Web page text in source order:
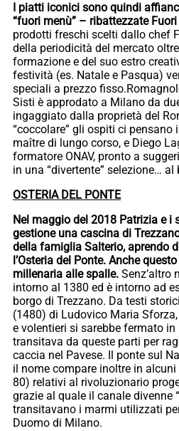
I piatti iconici sono quindi
“fuori menù” – ribattezzate
prodotti freschi scelti dallo chef
della periodicità del mercato
formazione e del suo estro
festività (es. Natale e Pasqua)
speciali a prezzo
Sisti è approdato a Milano da
ingaggiato dalla proprietà del
“coccolare” gli ospiti ci pensano
maître di lungo corso, e Diego
formatore ONAV, pronto a
in una “divertente” selezione… al
OSTERIA DEL PONTE
Nel maggio del 2018 Patrizia e i
gestione una cascina di
della famiglia Salterio, aprendo
l’Osteria del Ponte. Anche
millenaria alle spalle. Senz’altro
intorno al 1380 ed è intorno ad
borgo di Trezzano. Da testi
(1480) di Ludovico Maria
e volentieri si sarebbe fermato
transitava da queste parti per
caccia nel Pavese. Il ponte sul
il nome compare inoltre in
80) relativi al rivoluzionario
grazie al quale il canale divenne
transitavano i marmi utilizzati
Duomo di Milano.